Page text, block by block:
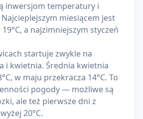
inwersjom temperatury i
miesiącem jest
a najzimniejszym styczeń
startuje zwykle na
i kwietnia. Średnia kwietnia
w maju przekracza 14°C. To
pogody — możliwe są
ale też pierwsze dni z
20°C.